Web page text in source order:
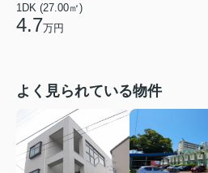
1DK (27.00㎡)
4.7万円
よく見られている物件